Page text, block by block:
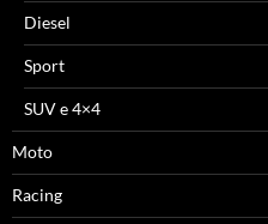
Diesel
Sport
SUV e 4×4
Moto
Racing